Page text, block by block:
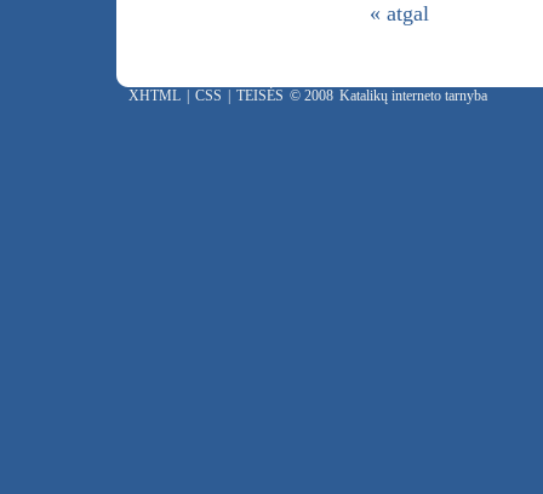
« atgal
XHTML CSS TEISĖS © 2008 Katalikų interneto tarnyba